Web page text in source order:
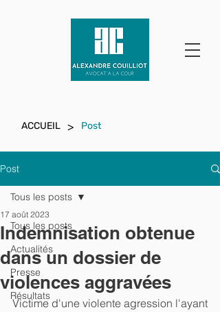
ACCUEIL > Post
Post
Tous les posts
Actualités
Presse
Résultats
Tous les posts
Indemnisation obtenue
dans un dossier de
violences aggravées
17 août 2023
Victime d'une violente agression l'ayant